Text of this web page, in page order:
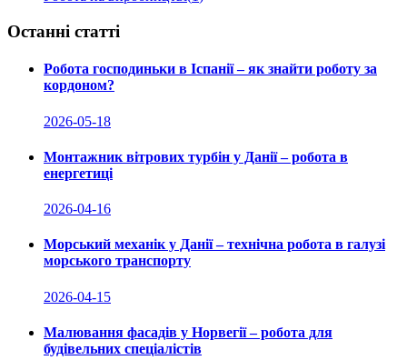
Останні статті
Робота господиньки в Іспанії – як знайти роботу за
кордоном?
2026-05-18
Монтажник вітрових турбін у Данії – робота в
енергетиці
2026-04-16
Морський механік у Данії – технічна робота в галузі
морського транспорту
2026-04-15
Малювання фасадів у Норвегії – робота для
будівельних спеціалістів